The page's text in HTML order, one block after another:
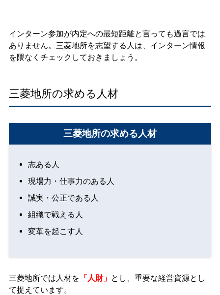
インターン参加が内定への最短距離と言っても過言では
ありません。三菱地所を志望する人は、インターン情報
を隈なくチェックしておきましょう。
三菱地所の求める人材
三菱地所の求める人材
志ある人
現場力・仕事力のある人
誠実・公正である人
組織で戦える人
変革を起こす人
三菱地所では人材を 「人財」 とし、重要な経営資源とし
て捉えています。